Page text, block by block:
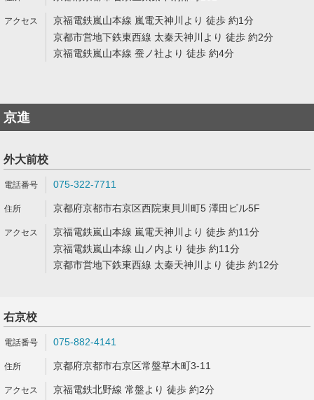
京福電鉄嵐山本線 嵐電天神川より 徒歩 約1分
京都市営地下鉄東西線 太秦天神川より 徒歩 約2分
京福電鉄嵐山本線 蚕ノ社より 徒歩 約4分
京進
外大前校
075-322-7711
京都府京都市右京区西院東貝川町5 澤田ビル5F
京福電鉄嵐山本線 嵐電天神川より 徒歩 約11分
京福電鉄嵐山本線 山ノ内より 徒歩 約11分
京都市営地下鉄東西線 太秦天神川より 徒歩 約12分
右京校
075-882-4141
京都府京都市右京区常盤草木町3-11
京福電鉄北野線 常盤より 徒歩 約2分